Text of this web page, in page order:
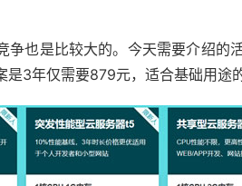
争也是比较大的。今天需要介绍的
3年仅需要879元，适合基础用途